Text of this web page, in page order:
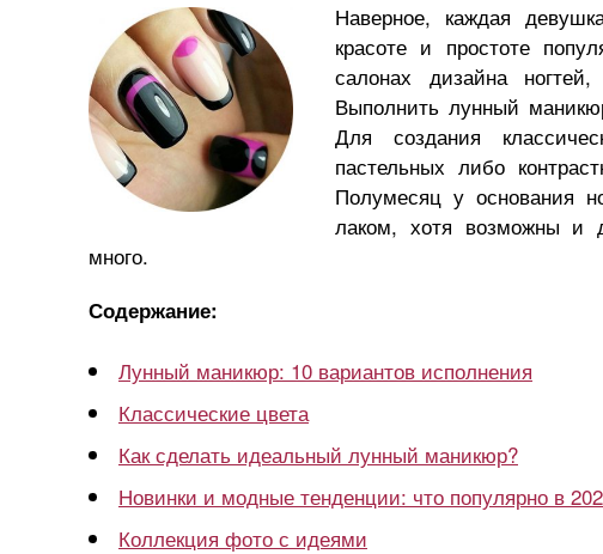
Наверное, каждая
красоте и простоте
салонах дизайна
Выполнить лунный
Для создания
пастельных либо
Полумесяц у основания
лаком, хотя возможны и
много.
Содержание:
Лунный маникюр: 10 вариантов исполнения
Классические цвета
Как сделать идеальный лунный маникюр?
Новинки и модные тенденции: что популярно в
Коллекция фото с идеями
2017 год какого животного
2018 год какого
— гороскоп от